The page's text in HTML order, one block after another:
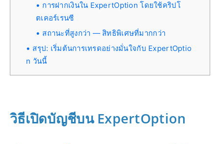
การฝากเงินใน ExpertOption โดยใช้คริปโ
ตเคอร์เรนซี
สถานะที่สูงกว่า — สิทธิพิเศษที่มากกว่า
สรุป: เริ่มต้นการเทรดอย่างมั่นใจกับ ExpertOptio
n วันนี้
วิธีเปิดบัญชีบน ExpertOption